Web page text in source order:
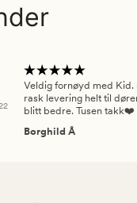
Veldig fornøyd med Kid.
rask levering helt til
blitt bedre. Tusen takk❤️
Borghild Å